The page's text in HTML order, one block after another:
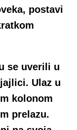
postavi
se uverili u
Ulaz u
kolonom
prelazu.